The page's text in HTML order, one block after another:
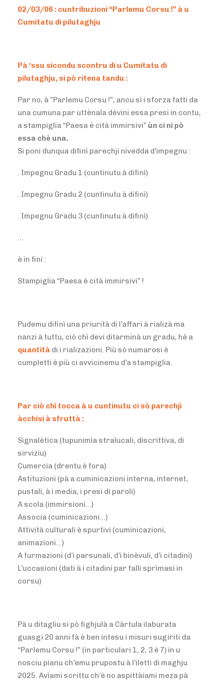
02/03/06 : cuntribuzioni “Parlemu Corsu !” à u
Cumitatu di pilutaghju
Pà ‘ssu sicondu scontru di u Cumitatu di
pilutaghju, si pò ritena tandu :
Par no, à ”Parlemu Corsu !”, ancu sì i sforza fatti da
una cumuna par uttènala dèvini essa presi in contu,
a stampiglia “Paesa è cità immirsivi” ùn ci ni pò
essa chè una.
Si poni dunqua difinì parechji nivedda d’impegnu :
. Impegnu Gradu 1 (cuntinutu à difinì)
. Impegnu Gradu 2 (cuntinutu à difinì)
. Impegnu Gradu 3 (cuntinutu à difinì)
…
è in fini :
Stampiglia “Paesa è cità immirsivi” !
Pudemu difinì una priurità di l’affari à rializà ma
nanzi à tuttu, ciò chì devi ditarminà un gradu, hè a
quantità di i rializazioni. Più sò numarosi è
cumpletti è più ci avvicinemu d’a stampiglia.
Par ciò chì tocca à u cuntinutu ci sò parechji
àcchisi à sfruttà :
Signalètica (tupunimìa stralucali, discrittiva, di
sirviziu)
Cumercia (drentu è fora)
Astituzioni (pà a cuminicazioni interna, internet,
pustali, à i media, i presi di paroli)
A scola (immirsioni…)
Associa (cuminicazioni…)
Attività culturali è spurtivi (cuminicazioni,
animazioni…)
A furmazioni (d’i parsunali, d’i binèvuli, d’i citadini)
L’uccasioni (dati à i citadini par falli sprìmasi in
corsu)
Pà u ditagliu si pò fighjulà a Càrtula ilaburata
guasgi 20 anni fà è ben intesu i misuri sugiriti da
“Parlemu Corsu !” (in particulari 1, 2, 3 è 7) in u
nosciu pianu ch’emu prupostu à l’iletti di maghju
2025. Avìami scrittu ch’è no aspittàiami meza pà